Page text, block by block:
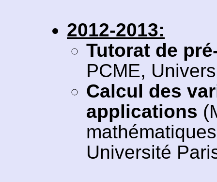
2012-2013:
Tutorat de
PCME,
Calcul des
applications
Université